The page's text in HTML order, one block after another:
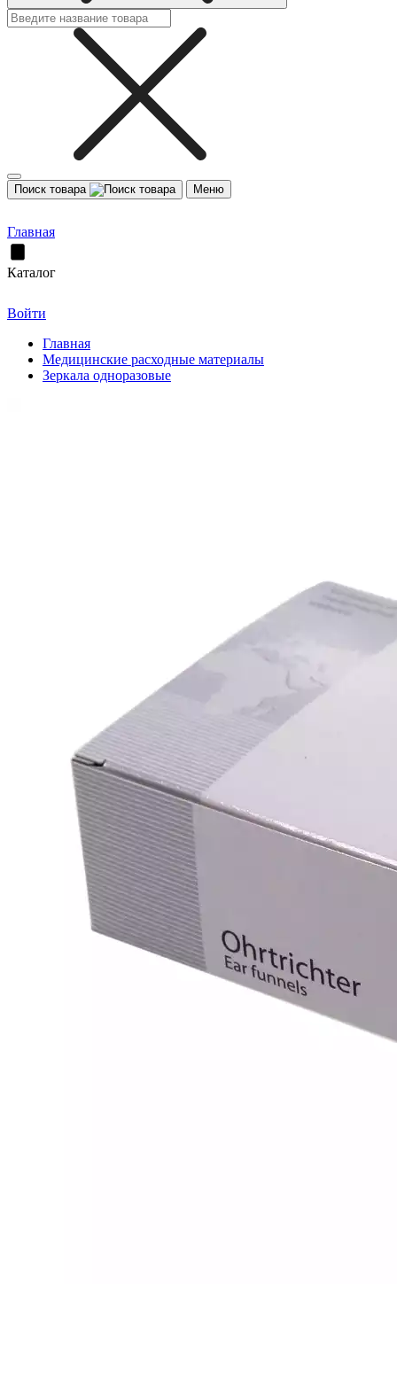
Поиск товара Меню
Главная
Каталог
Войти
Главная
Медицинские расходные материалы
Зеркала одноразовые